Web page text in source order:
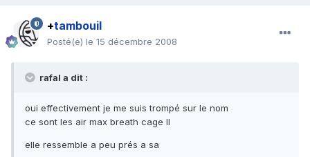
+tambouil
Posté(e) le 15 décembre 2008
rafal a dit :
oui effectivement je me suis trompé sur le nom
ce sont les air max breath cage II
elle ressemble a peu prés a sa